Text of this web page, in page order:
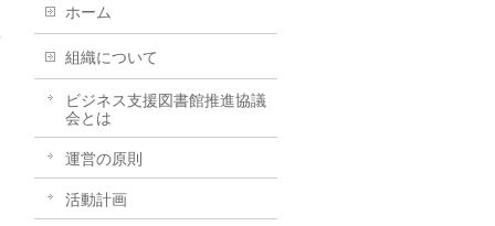
ホーム
組織について
ビジネス支援図書館推進協議
会とは
運営の原則
活動計画